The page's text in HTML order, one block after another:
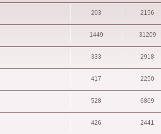
203 2156
1449 31209
333 2918
417 2250
528 6869
426 2441